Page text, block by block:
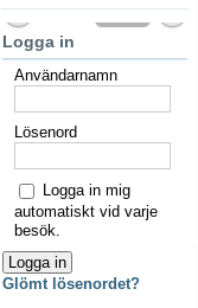
Logga in
Användarnamn
Lösenord
Logga in mig
automatiskt vid varje
besök.
Glömt lösenordet?